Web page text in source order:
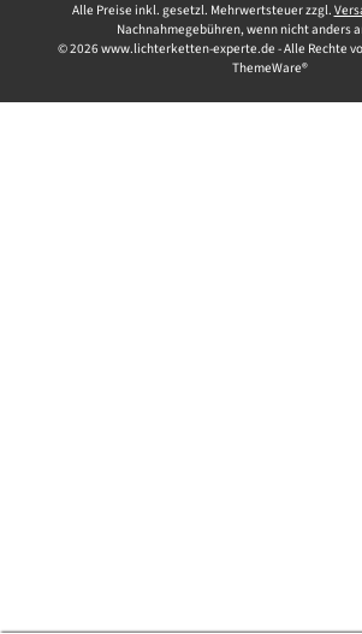
Alle Preise inkl. gesetzl. Mehrwertsteuer zzgl.
Nachnahmegebühren, wenn nicht anders
© 2026 www.lichterketten-experte.de - Alle Rechte
ThemeWare®